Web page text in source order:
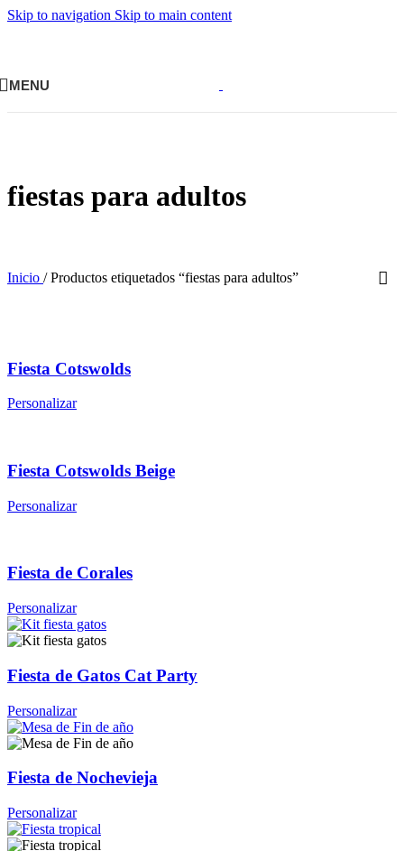
Skip to navigation Skip to main content
MENU
fiestas para adultos
Inicio / Productos etiquetados “fiestas para adultos”
Fiesta Cotswolds
Personalizar
Fiesta Cotswolds Beige
Personalizar
Fiesta de Corales
Personalizar
Fiesta de Gatos Cat Party
Personalizar
Fiesta de Nochevieja
Personalizar